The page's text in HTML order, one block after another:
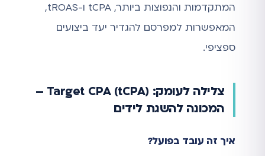
המתקדמות והנפוצות ביותר, tCPA ו-tROAS,
המאפשרות למפרסם להגדיר יעד ביצועים
ספציפי.
צלילה לעומק: Target CPA (tCPA) –
המכונה להשגת לידים
איך זה עובד בפועל?